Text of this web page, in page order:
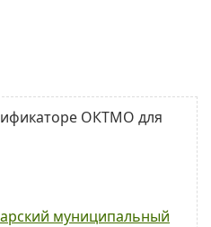
ОКТМО для
муниципальный